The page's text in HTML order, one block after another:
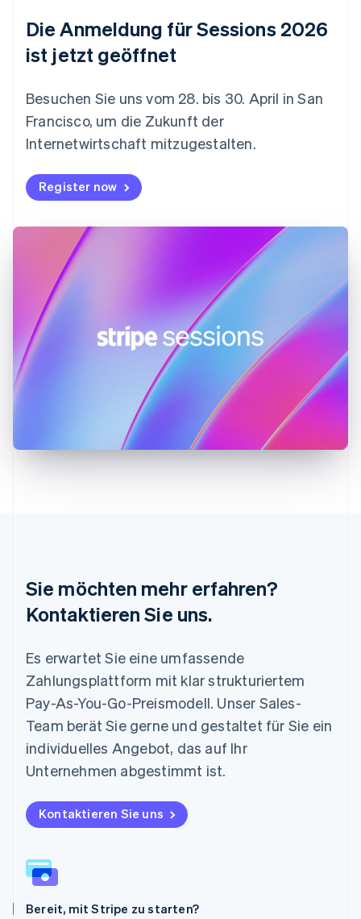
Die Anmeldung für Sessions 2026
ist jetzt geöffnet
Besuchen Sie uns vom 28. bis 30. April in San
Francisco, um die Zukunft der
Internetwirtschaft mitzugestalten.
Register now
Sie möchten mehr erfahren?
Kontaktieren Sie uns.
Es erwartet Sie eine umfassende
Zahlungsplattform mit klar strukturiertem
Pay-As-You-Go-Preismodell. Unser Sales-
Team berät Sie gerne und gestaltet für Sie ein
individuelles Angebot, das auf Ihr
Unternehmen abgestimmt ist.
Kontaktieren Sie uns
Bereit, mit Stripe zu starten?
English
Festlandchina
简体中文 English
English Svenska
Frankreich
FrançaisEnglish
Gibraltar
Griechenland
English
English
Irland
English
Italien
Italiano
Japan
Liechtenstein
DeutschEnglish
English
Mexiko
EspañolEnglish
English
NederlandsEnglish
Norwegen
English
Österreich
Deutsch English
Polen
Portugal
PortuguêsEnglish
Rumänien
Schweden
Svenska
Deutsch Français ItalianoEnglish